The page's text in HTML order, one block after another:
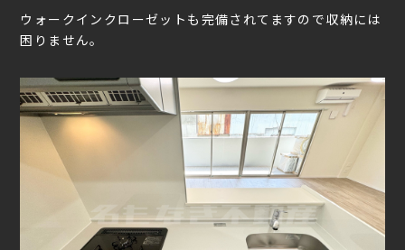
ウォークインクローゼットも完備されてますので収納には
困りません。